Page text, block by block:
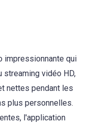
impressionnante qui
streaming vidéo HD,
nettes pendant les
plus personnelles.
l'application